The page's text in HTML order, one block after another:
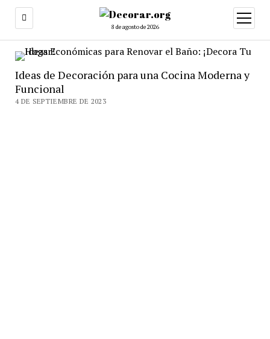
8 de agosto de 2026
abrir
menú
Ideas de Decoración para una Cocina Moderna y
Funcional
4 DE SEPTIEMBRE DE 2023